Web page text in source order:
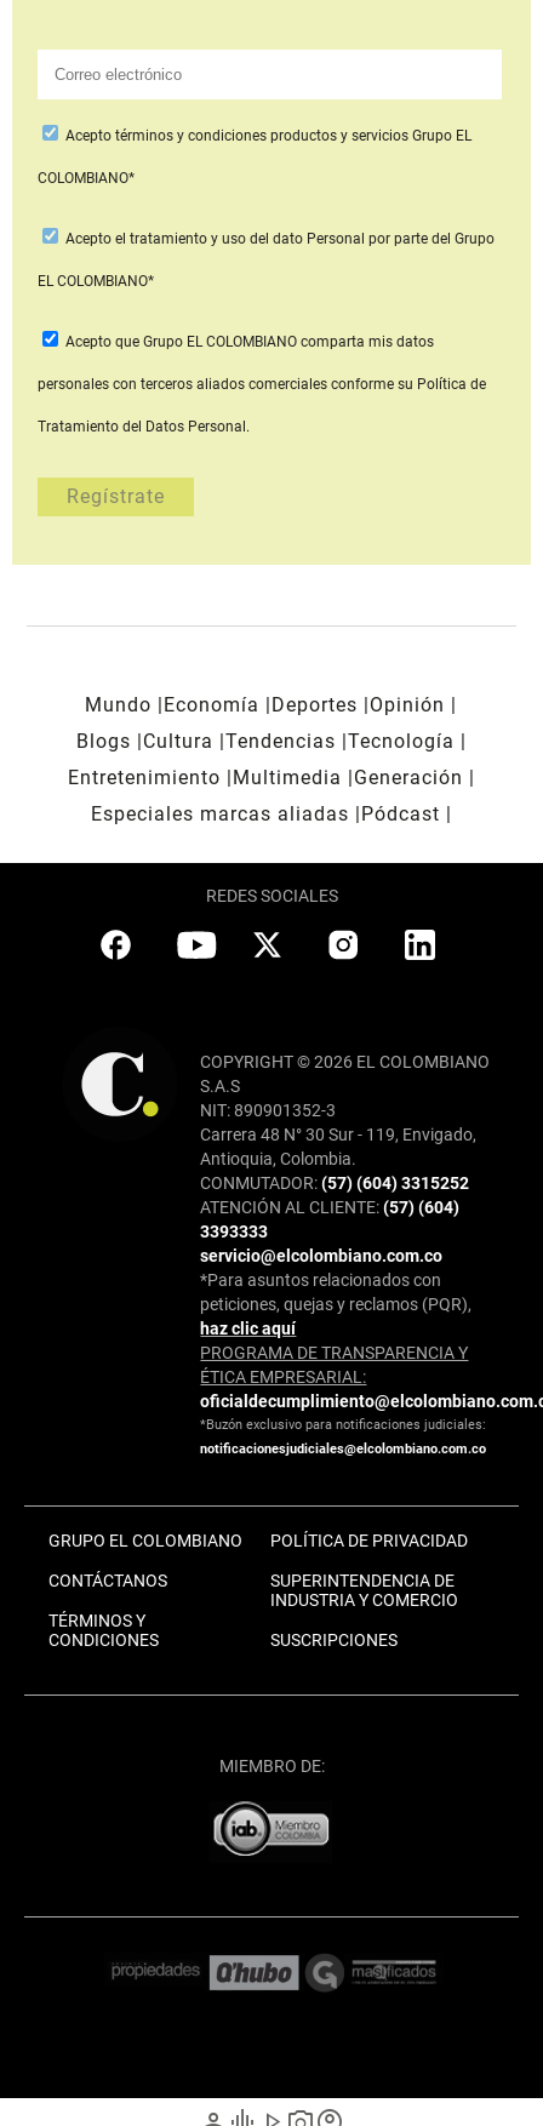
Aceptotérminos y condiciones productos y serviciosGrupo EL
COLOMBIANO*
Acepto el tratamiento y uso del dato Personal por parte del Grupo
EL COLOMBIANO*
Acepto que Grupo EL COLOMBIANOcomparta mis datos
personales con terceros aliados comerciales conforme su Política de
Tratamiento del Datos Personal.
Mundo Economía Deportes
Opinión
Blogs
Cultura Tendencias Tecnología
Entretenimiento
Multimedia
Generación
Especiales marcas aliadas
Pódcast
REDES SOCIALES
COPYRIGHT © 2026 EL COLOMBIANO
S.A.S
NIT: 890901352-3
Carrera 48 N° 30 Sur - 119, Envigado,
Antioquia, Colombia.
CONMUTADOR:(57) (604) 3315252
ATENCIÓN AL CLIENTE:(57) (604)
3393333
servicio@elcolombiano.com.co
*Para asuntos relacionados con
peticiones, quejas y reclamos (PQR),
haz clic aquí
PROGRAMA DE TRANSPARENCIA Y
ÉTICA EMPRESARIAL:
*Buzón exclusivo para notificaciones judiciales:
notificacionesjudiciales@elcolombiano.com.co
GRUPO EL COLOMBIANO
CONTÁCTANOS
TÉRMINOS Y
CONDICIONES
POLÍTICA DE PRIVACIDAD
SUPERINTENDENCIA DE
INDUSTRIA Y COMERCIO
SUSCRIPCIONES
MIEMBRO DE: